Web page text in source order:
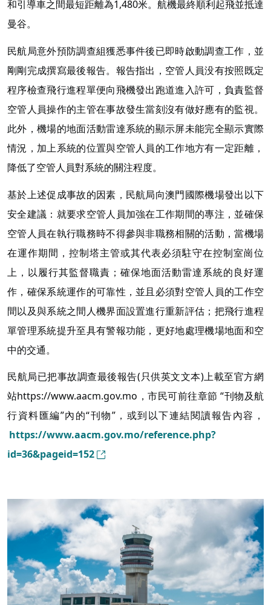
和引導車之間最短距離為1,480米。航機最終順利起飛並抵達
曼谷。
民航局意外預防調查組獲悉事件後已即時啟動調查工作，並
剛剛完成撰寫最後報告。報告指出，空管人員没有按照既定
程序檢查飛行進程單便向飛機發出跑道進入許可，負責監督
空管人員操作的主管在事故發生當刻沒有做好應有的監視。
此外，機場的地面活動雷達系統的顯示屏未能完全顯示實際
情況，加上系統的位置與空管人員的工作地方有一定距離，
降低了空管人員對系統的關注程度。
基於上述促成事故的因素，民航局向澳門國際機場發出以下
安全建議：就要求空管人員加強在工作期間的專注，並確保
空管人員在執行職務時不得參與非職務相關的活動，當機場
在運作期間，控制塔主管或其代表必須駐守在控制室崗位
上，以履行其監督職責；確保地面活動雷達系統的良好運
作，確保系統運作的可靠性，並且必須對空管人員的工作空
間以及與系統之間人機界面設置進行重新評估；把飛行進程
單管理系統提升至具有警報功能，更好地處理機場地面和空
中的交通。
民航局已把事故調查最後報告(只供英文文本)上載至官方網
站https://www.aacm.gov.mo，市民可前往章節 “刊物及航
行資料匯編”內的“刊物”，或到以下連結閱讀報告內容，
https://www.aacm.gov.mo/reference.php?
id=36&pageid=152